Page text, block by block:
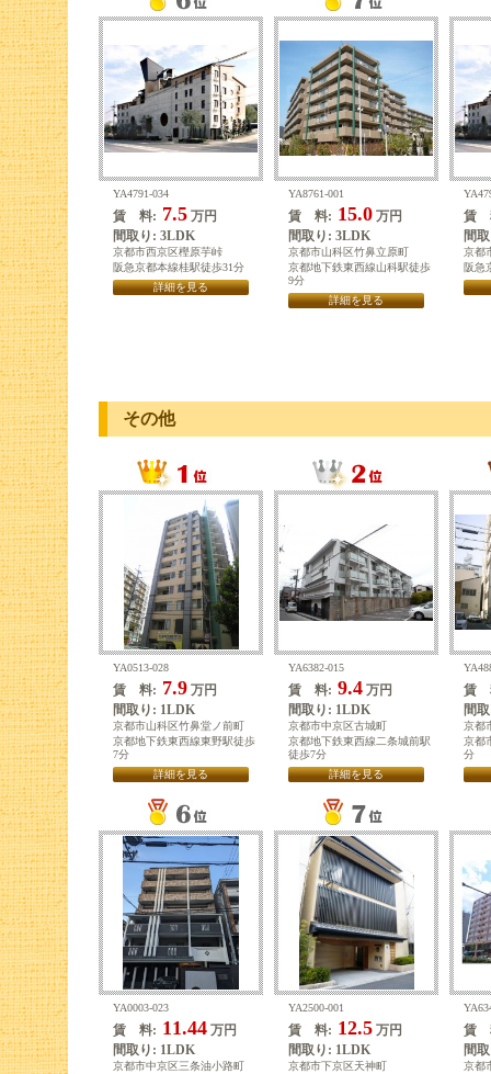
YA4791-034
賃 料: 7.5 万円
間取り: 3LDK
京都市西京区樫原芋峠
阪急京都本線桂駅徒歩31分
詳細を見る
YA8761-001
賃 料: 15.0 万円
間取り: 3LDK
京都市山科区竹鼻立原町
京都地下鉄東西線山科駅徒歩
9分
詳細を見る
賃
間
京都
阪急
その他
YA0513-028
賃 料: 7.9 万円
間取り: 1LDK
京都市山科区竹鼻堂ノ前町
京都地下鉄東西線東野駅徒歩
7分
詳細を見る
YA6382-015
賃 料: 9.4 万円
間取り: 1LDK
京都市中京区古城町
京都地下鉄東西線二条城前駅
徒歩7分
詳細を見る
賃
間
京都
京都
分
YA0003-023
賃 料: 11.44 万円
間取り: 1LDK
京都市中京区三条油小路町
YA2500-001
賃 料: 12.5 万円
間取り: 1LDK
京都市下京区天神町
賃
間
京都